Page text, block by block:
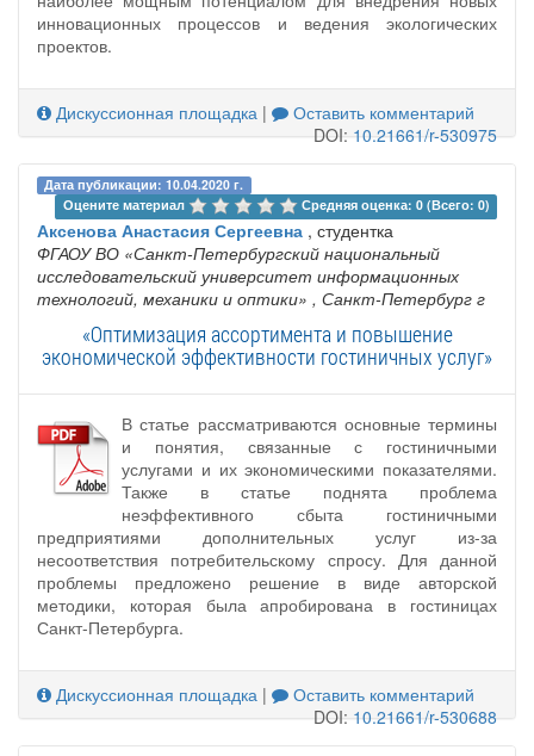
инновационных процессов и ведения экологических
проектов.
Дискуссионная площадка |
Оставить комментарий
DOI:10.21661/r-530975
Дата публикации: 10.04.2020 г.
Оцените материал
Средняя оценка: 0 (Всего: 0)
Аксенова Анастасия Сергеевна , студентка
ФГАОУ ВО «Санкт-Петербургский национальный
исследовательский университет информационных
технологий, механики и оптики» , Санкт-Петербург г
«Оптимизация ассортимента и повышение
экономической эффективности гостиничных услуг»
В статье рассматриваются основные термины
и понятия, связанные с гостиничными
услугами и их экономическими показателями.
Также в статье поднята проблема
неэффективного сбыта гостиничными
предприятиями дополнительных услуг из-за
несоответствия потребительскому спросу. Для данной
проблемы предложено решение в виде авторской
методики, которая была апробирована в гостиницах
Санкт-Петербурга.
Дискуссионная площадка |
Оставить комментарий
DOI:10.21661/r-530688